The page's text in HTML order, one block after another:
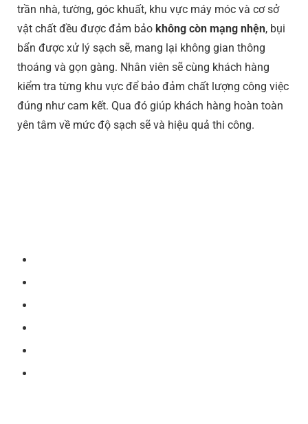
trần nhà, tường, góc khuất, khu vực máy móc và cơ sở
vật chất đều được đảm bảo không còn mạng nhện, bụi
bẩn được xử lý sạch sẽ, mang lại không gian thông
thoáng và gọn gàng. Nhân viên sẽ cùng khách hàng
kiểm tra từng khu vực để bảo đảm chất lượng công việc
đúng như cam kết. Qua đó giúp khách hàng hoàn toàn
yên tâm về mức độ sạch sẽ và hiệu quả thi công.